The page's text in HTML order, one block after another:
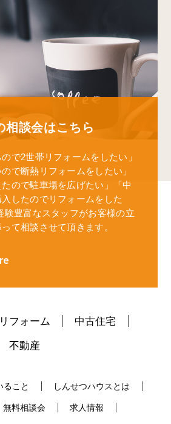
相談会はこちら
ので2世帯リフォームをしたい」
ので断熱リフォームをしたい」
たので駐車場を広げたい」
「中
したのでリフォームをした
験豊富なスタッフがお客様の立
て相談させて頂きます。
リフォーム
中古住宅
不動産
ること しんせつハウスとは
無料相談会 求人情報